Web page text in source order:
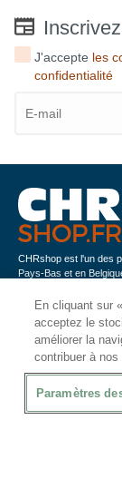
J'accepte les
confidentialité
CHRshop est l'un des
Pays-Bas et en
Contactez-nous
En cliquant sur
acceptez le
améliorer la
contribuer à
Paramètres